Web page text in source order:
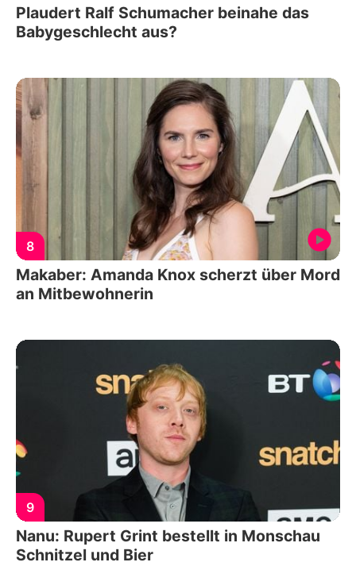
Plaudert Ralf Schumacher beinahe das
Babygeschlecht aus?
8
Makaber: Amanda Knox scherzt über Mord
an Mitbewohnerin
9
Nanu: Rupert Grint bestellt in Monschau
Schnitzel und Bier